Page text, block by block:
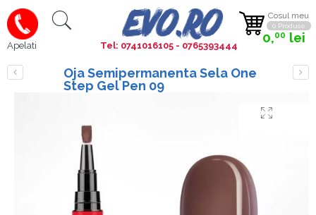
Apelati
Cosul meu
0 Produse
0,00 lei
Tel: 0741016105 - 0765393444
Oja Semipermanenta Sela One
Step Gel Pen 09